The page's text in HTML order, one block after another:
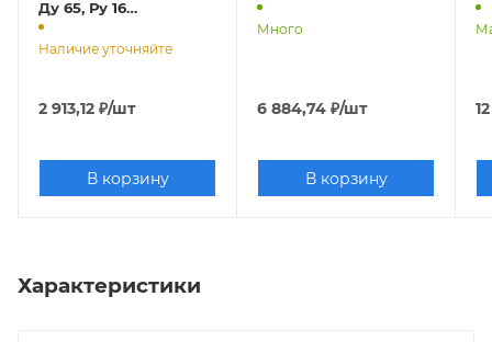
Ду 65, Ру 16
(фланцевый)
Наличие уточняйте
2 913,12 ₽/шт
В корзину
Много
6 884,74 ₽/шт
В корзину
Характеристики